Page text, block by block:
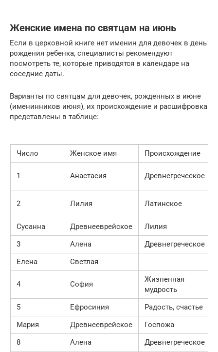
Женские имена по святцам на июнь
Если в церковной книге нет именин для девочек в день
рождения ребенка, специалисты рекомендуют
посмотреть те, которые приводятся в календаре на
соседние даты.
Варианты по святцам для девочек, рожденных в июне
(именинников июня), их происхождение и расшифровка
представлены в таблице:
Число Женское имя Происхождение
1 Анастасия Древнегреческое
2 Лилия Латинское
Сусанна Древнееврейское
Лилия
3
Алена
Древнегреческое
Елена
Светлая
4 София
Жизненная
мудрость
5
Ефросиния
Радость, счастье
Мария
Древнееврейское
Госпожа
8
Алена
Древнегреческое